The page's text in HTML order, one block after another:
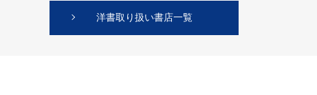
洋書取り扱い書店一覧